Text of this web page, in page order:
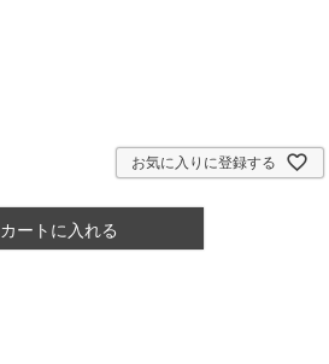
お気に入りに登録する
カートに入れる